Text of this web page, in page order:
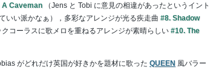
A Caveman （Jens と Tobi に意見の相違があったというイント
いい派かなぁ），多彩なアレンジが光る疾走曲 #8. Shadow
クコーラスに歌メロを重ねるアレンジが素晴らしい #10. The
がどれだけ英国が好きかを題材に歌った QUEEN 風バラー